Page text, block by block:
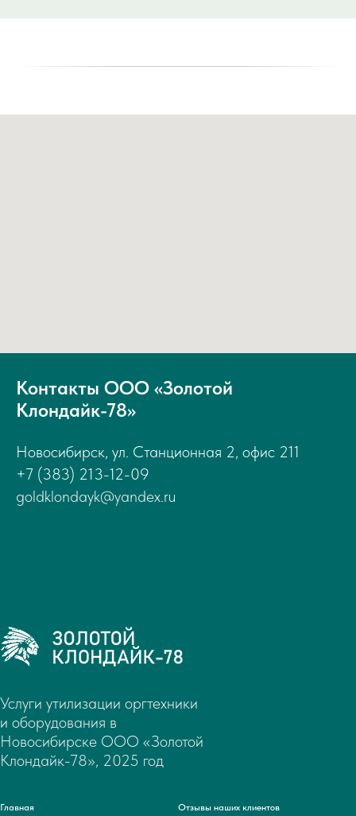
Контакты ООО «Золотой
Клондайк-78»
Новосибирск, ул. Станционная 2, офис 211
+7 (383) 213-12-09
goldklondayk@yandex.ru
Услуги утилизации оргтехники
и оборудования в
Новосибирске ООО «Золотой
Клондайк-78», 2025 год
Главная Отзывы наших клиентов